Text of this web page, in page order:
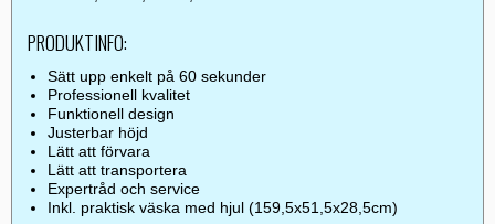
PRODUKTINFO:
Sätt upp enkelt på 60 sekunder
Professionell kvalitet
Funktionell design
Justerbar höjd
Lätt att förvara
Lätt att transportera
Expertråd och service
Inkl. praktisk väska med hjul (159,5x51,5x28,5cm)